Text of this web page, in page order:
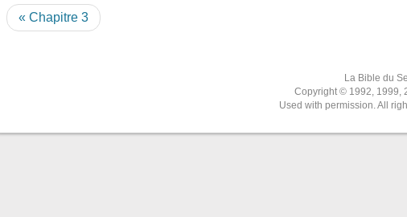
« Chapitre 3
La Bible du
Copyright © 1992, 1999,
Used with permission. All